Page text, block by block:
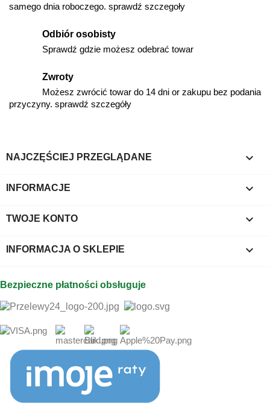
samego dnia roboczego. sprawdź szczegoły
Odbiór osobisty
Sprawdź gdzie możesz odebrać towar
Zwroty
Możesz zwrócić towar do 14 dni or zakupu bez podania
przyczyny. sprawdź szczegóły
NAJCZĘŚCIEJ PRZEGLĄDANE 
INFORMACJE 
TWOJE KONTO 
INFORMACJA O SKLEPIE keyboard_arrow_down
Bezpieczne płatności obsługuje